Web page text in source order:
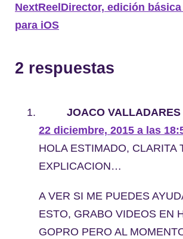
NextReelDirector, edición
para iOS
2 respuestas
JOACO VALLADARES
22 diciembre, 2015 a las
HOLA ESTIMADO, CLARITA
EXPLICACION…
A VER SI ME PUEDES
ESTO, GRABO VIDEOS EN
GOPRO PERO AL